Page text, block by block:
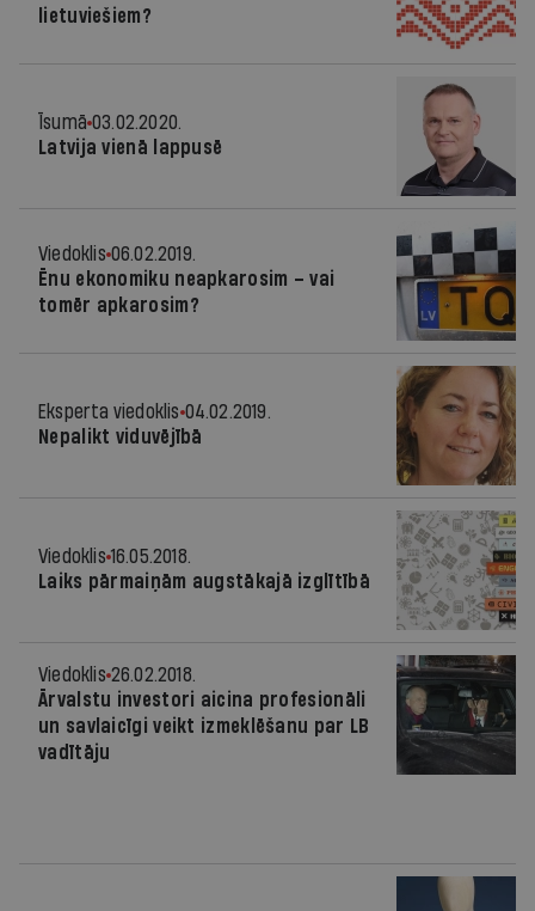
lietuviešiem?
Īsumā 03.02.2020.
Latvija vienā lappusē
Viedoklis 06.02.2019.
Ēnu ekonomiku neapkarosim – vai
tomēr apkarosim?
Eksperta viedoklis 04.02.2019.
Nepalikt viduvējībā
Viedoklis 16.05.2018.
Laiks pārmaiņām augstākajā izglītībā
Viedoklis 26.02.2018.
Ārvalstu investori aicina profesionāli
un savlaicīgi veikt izmeklēšanu par LB
vadītāju